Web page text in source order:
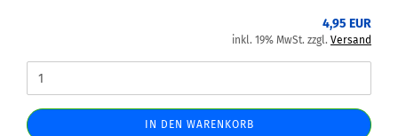
4,95 EUR
inkl. 19% MwSt. zzgl. Versand
IN DEN WARENKORB